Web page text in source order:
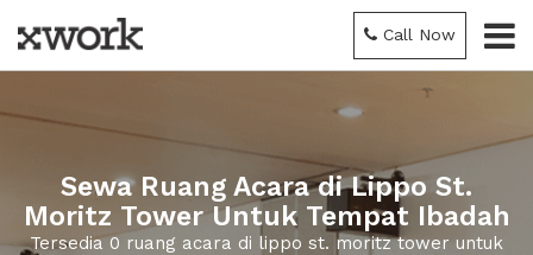
Call Now
Sewa Ruang Acara di Lippo St.
Moritz Tower Untuk Tempat Ibadah
Tersedia 0 ruang acara di lippo st. moritz tower untuk